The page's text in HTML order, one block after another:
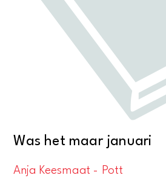
Was het maar januari
Anja Keesmaat - Pott